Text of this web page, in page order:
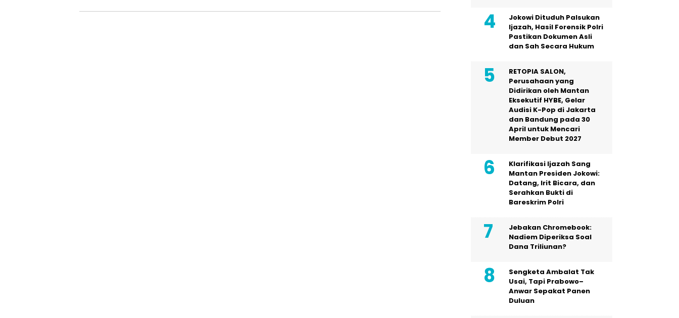
Jokowi Dituduh Palsukan
Ijazah, Hasil Forensik Polri
Pastikan Dokumen Asli
dan Sah Secara Hukum
RETOPIA SALON,
Perusahaan yang
Didirikan oleh Mantan
Eksekutif HYBE, Gelar
Audisi K-Pop di Jakarta
dan Bandung pada 30
April untuk Mencari
Member Debut 2027
Klarifikasi Ijazah Sang
Mantan Presiden Jokowi:
Datang, Irit Bicara, dan
Serahkan Bukti di
Bareskrim Polri
Jebakan Chromebook:
Nadiem Diperiksa Soal
Dana Triliunan?
Sengketa Ambalat Tak
Usai, Tapi Prabowo–
Anwar Sepakat Panen
Duluan